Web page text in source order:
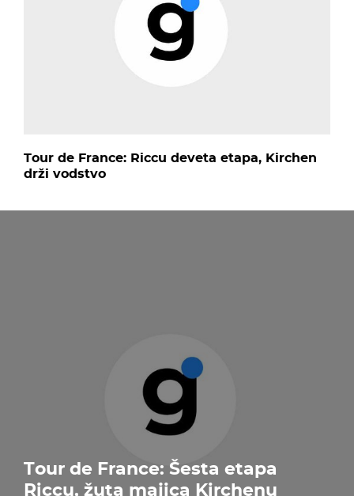
Tour de France: Riccu deveta etapa, Kirchen
drži vodstvo
Tour de France: Šesta etapa
Riccu, žuta majica Kirchenu